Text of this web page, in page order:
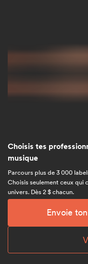
Choisis tes
musique
Parcours plus de 3 000
Choisis seulement ceux qui
univers. Dès 2 $ chacun.
Envoie